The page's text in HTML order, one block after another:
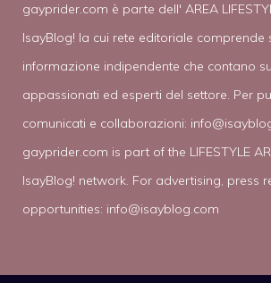
gayprider.com è parte dell' AREA
IsayBlog! la cui rete editoriale comprende
informazione indipendente che contano
appassionati ed esperti del settore. Per
comunicati e collaborazioni:
gayprider.com is part of the LIFESTYLE
IsayBlog! network. For advertising, press
opportunities: info@isayblog.com